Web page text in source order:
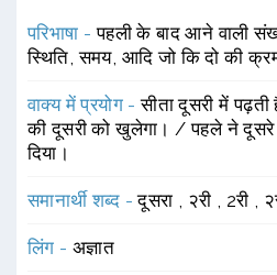
परिभाषा -पहली के बाद आने वाली
स्थिति, समय, आदि जो कि दो की
वाक्य में प्रयोग -सीता दूसरी में
की दूसरी को खुलेगा। / पहले ने
दिया।
समानार्थी शब्द -दूसरा , २री , 2री ,
लिंग - अज्ञात